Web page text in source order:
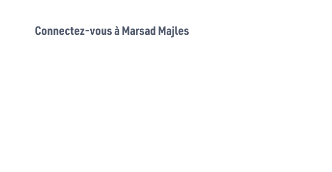
Connectez-vous à Marsad Majles